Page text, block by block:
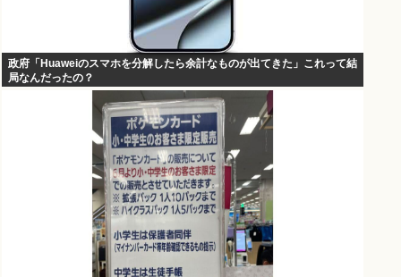
政府「Huaweiのスマホを分解したら余計なものが出てきた」これって結
局なんだったの？